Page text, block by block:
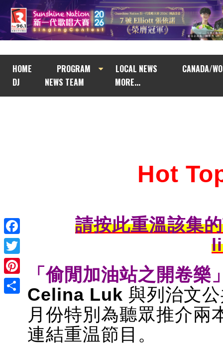
HOME PROGRAM LOCAL NEWS
CANADA/
DJ
NEWS TEAM MORE...
Facebook
Twitter
Pinterest
Hot
請按此重溫該集
「偷閒加油站之開卷樂
Celina Luk 與列治文
月份特別為聽眾推介兩
連結重温節目。